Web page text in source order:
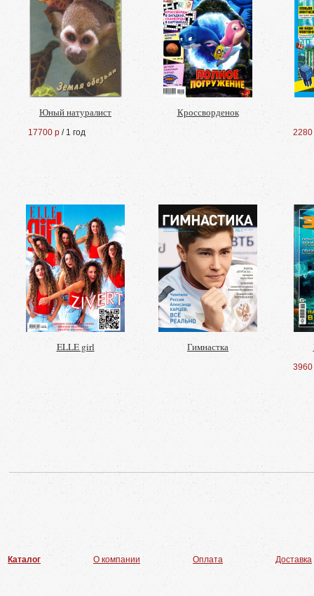
Юный натуралист
17700 р/ 1 год
Кроссворденок
2280
ELLE girl Гимнастка
3960
Каталог О компании Оплата Доставка